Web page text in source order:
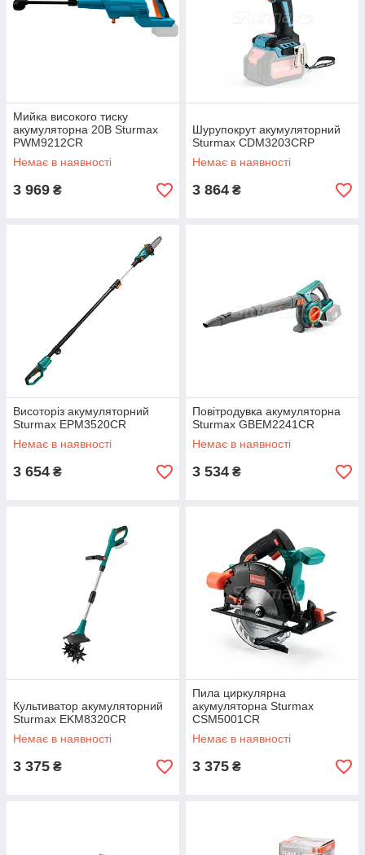
Мийка високого тиску
акумуляторна 20В Sturmax
PWM9212CR
Немає в наявності
3 969 ₴
Шурупокрут акумуляторний
Sturmax CDM3203CRP
Немає в наявності
3 864 ₴
Висоторіз акумуляторний
Sturmax EPM3520CR
Немає в наявності
3 654 ₴
Повітродувка акумуляторна
Sturmax GBEM2241CR
Немає в наявності
3 534 ₴
Культиватор акумуляторний
Sturmax EKM8320CR
Немає в наявності
3 375 ₴
Пила циркулярна
акумуляторна Sturmax
CSM5001CR
Немає в наявності
3 375 ₴